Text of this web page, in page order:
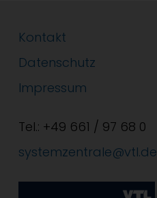
Kontakt
Datenschutz
Impressum
Tel.: +49 661 / 97 68 0
systemzentrale@vtl.de